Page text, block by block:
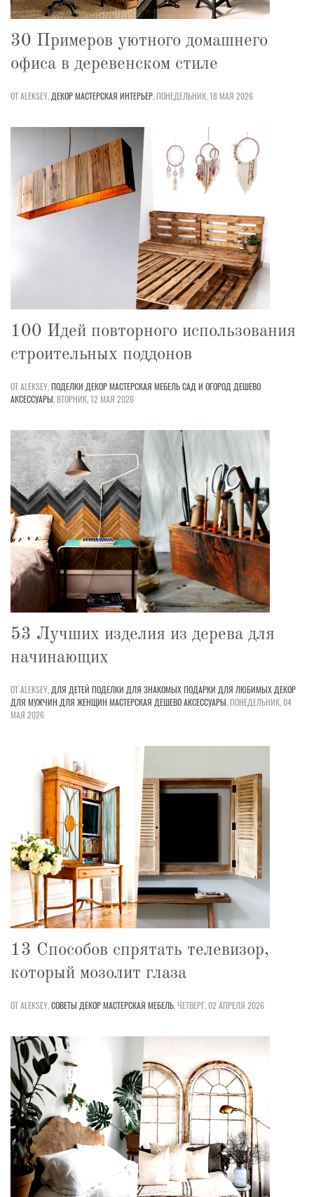
30 Примеров уютного домашнего
офиса в деревенском стиле
ОТ ALEKSEY, ДЕКОРМАСТЕРСКАЯ ИНТЕРЬЕР,ПОНЕДЕЛЬНИК, 18 МАЯ 2026
100 Идей повторного использования
строительных поддонов
ОТ ALEKSEY,ПОДЕЛКИ ДЕКОРМАСТЕРСКАЯ МЕБЕЛЬСАД И ОГОРОД ДЕШЕВО
АКСЕССУАРЫ,ВТОРНИК, 12 МАЯ 2026
53 Лучших изделия из дерева для
начинающих
ОТ ALEKSEY, ДЛЯ ДЕТЕЙ ПОДЕЛКИ ДЛЯ ЗНАКОМЫХПОДАРКИ ДЛЯ ЛЮБИМЫХ ДЕКОР
ДЛЯ МУЖЧИН ДЛЯ ЖЕНЩИН МАСТЕРСКАЯ ДЕШЕВОАКСЕССУАРЫ,ПОНЕДЕЛЬНИК, 04
МАЯ 2026
13 Способов спрятать телевизор,
который мозолит глаза
ОТ ALEKSEY,СОВЕТЫ ДЕКОРМАСТЕРСКАЯ МЕБЕЛЬ,ЧЕТВЕРГ, 02 АПРЕЛЯ 2026